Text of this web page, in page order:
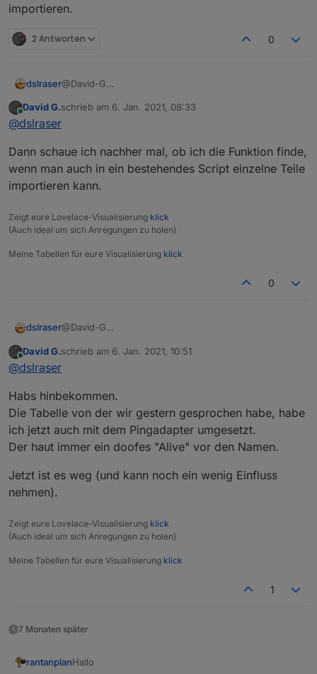
importieren.
2 Antworten 0
dslraser@David-G
Bereiche extrahieren. Einfach den Baustein, also die
Blockly importieren.
Online
David G.schrieb am 6. Jan. 2021, 08:33
zuletzt editiert von
@dslraser
Dann schaue ich nachher mal, ob ich die Funktion finde,
wenn man auch in ein bestehendes Script einzelne Teile
importieren kann.
Zeigt eure Lovelace-Visualisierung klick
(Auch ideal um sich Anregungen zu holen)
Meine Tabellen für eure Visualisierung klick
0
dslraser@David-G
Bereiche extrahieren. Einfach den Baustein, also die
Blockly importieren.
Online
David G.schrieb am 6. Jan. 2021, 10:51
zuletzt editiert von
@dslraser
Habs hinbekommen.
Die Tabelle von der wir gestern gesprochen habe, habe
ich jetzt auch mit dem Pingadapter umgesetzt.
Der haut immer ein doofes "Alive" vor den Namen.
Jetzt ist es weg (und kann noch ein wenig Einfluss
nehmen).
Zeigt eure Lovelace-Visualisierung klick
(Auch ideal um sich Anregungen zu holen)
Meine Tabellen für eure Visualisierung klick
1
7 Monaten später
rantanplanHallo